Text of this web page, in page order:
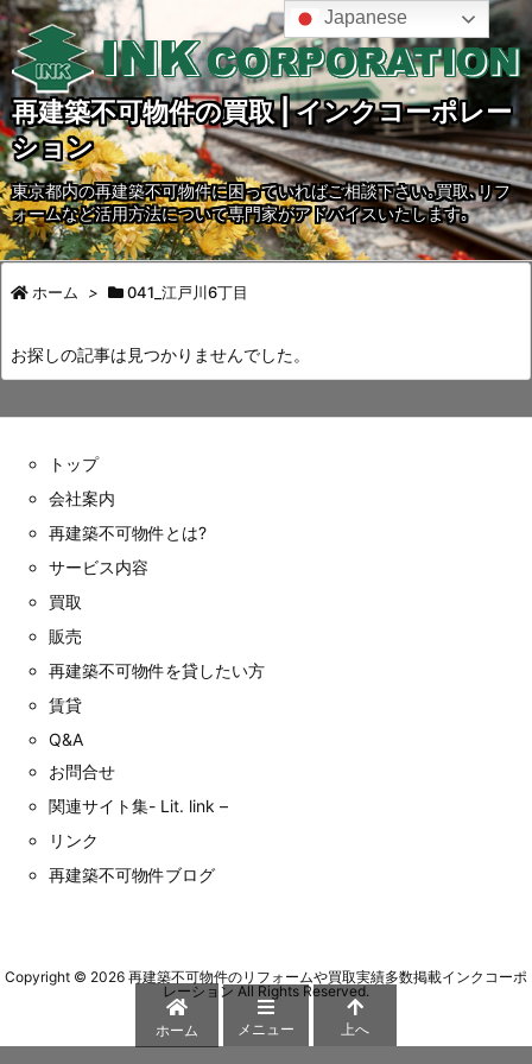
再建築不可物件の買取 | インクコーポレー
ション
東京都内の再建築不可物件に困っていればご相談下さい｡買取､リフ
ォームなど活用方法について専門家がアドバイスいたします｡
ホーム > 041_江戸川6丁目
お探しの記事は見つかりませんでした。
トップ
会社案内
再建築不可物件とは?
サービス内容
買取
販売
再建築不可物件を貸したい方
賃貸
Q&A
お問合せ
関連サイト集- Lit. link –
リンク
再建築不可物件ブログ
Copyright © 2026 再建築不可物件のリフォームや買取実績多数掲載インクコーポ
レーション All Rights Reserved.
ホーム メニュー 上へ
Japanese